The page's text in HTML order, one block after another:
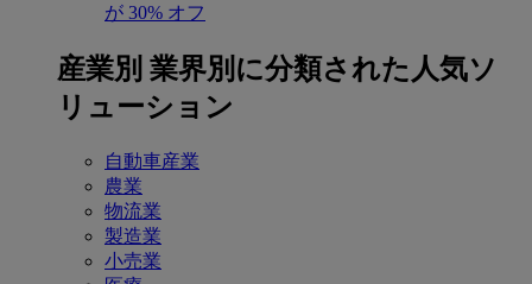
が 30% オフ
産業別 業界別に分類された人気ソ
リューション
自動車産業
農業
物流業
製造業
小売業